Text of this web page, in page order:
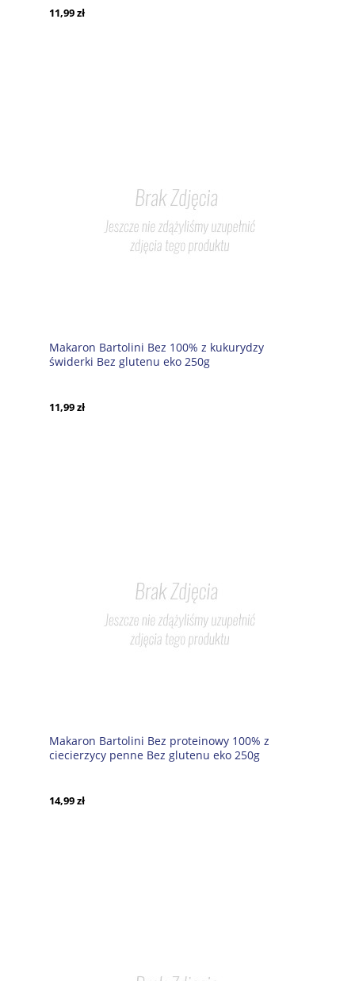
11,99 zł
Makaron Bartolini Bez 100% z kukurydzy
świderki Bez glutenu eko 250g
11,99 zł
Makaron Bartolini Bez proteinowy 100% z
ciecierzycy penne Bez glutenu eko 250g
14,99 zł